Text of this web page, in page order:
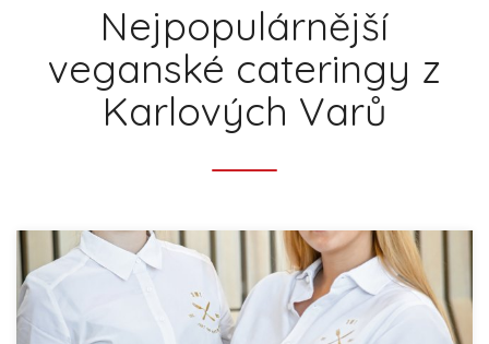
Nejpopulárnější
veganské cateringy z
Karlových Varů